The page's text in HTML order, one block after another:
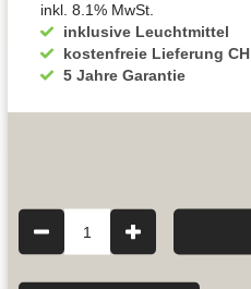
inklusive Leuchtmittel
kostenfreie Lieferung CH
5 Jahre Garantie
inkl. 8.1% MwSt.
1